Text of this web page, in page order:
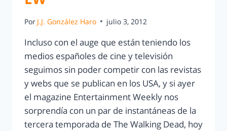
Por J.J. González Haro julio 3, 2012
Incluso con el auge que están teniendo los
medios españoles de cine y televisión
seguimos sin poder competir con las revistas
y webs que se publican en los USA, y si ayer
el magazine Entertainment Weekly nos
sorprendía con un par de instantáneas de la
tercera temporada de The Walking Dead, hoy